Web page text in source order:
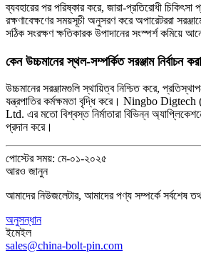
ব্যবহারের পর পরিষ্কার করে, জারা-প্রতিরোধী
রক্ষণাবেক্ষণের সময়সূচী অনুসরণ করে অপারেটররা
সঠিক সংরক্ষণ ক্ষতিকারক উপাদানের সংস্পর্শ কমিয়ে
কেন উচ্চমানের স্থল-সম্পর্কিত সরঞ্জাম নির্বাচন
উচ্চমানের সরঞ্জামগুলি স্থায়িত্ব নিশ্চিত করে,
যন্ত্রপাতির কর্মক্ষমতা বৃদ্ধি করে। Ningbo
Ltd. এর মতো বিশ্বস্ত নির্মাতারা বিভিন্ন
প্রদান করে।
পোস্টের সময়: মে-০১-২০২৫
আরও জানুন
আমাদের নিউজলেটার, আমাদের পণ্য সম্পর্কে সর্বশেষ
অনুসন্ধান
ইমেইল
sales@china-bolt-pin.com